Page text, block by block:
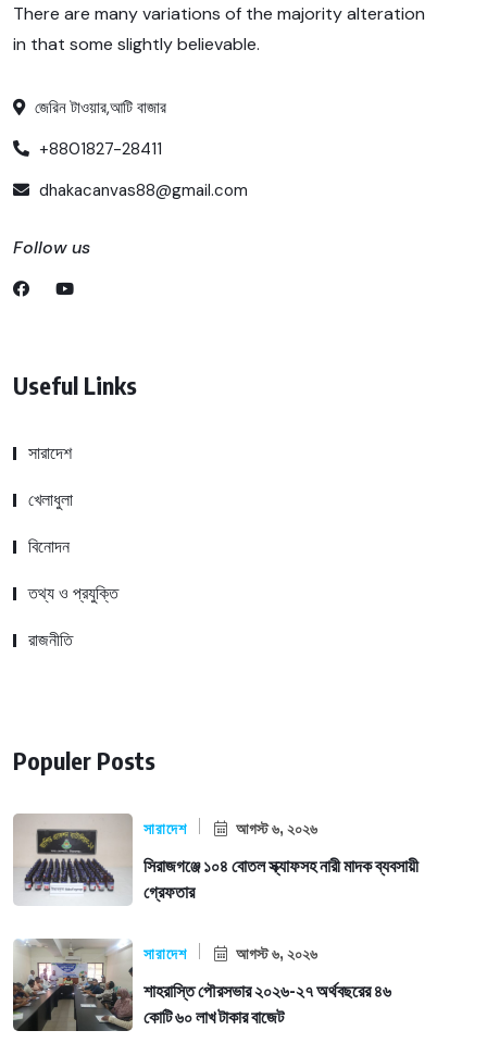
There are many variations of the majority alteration
in that some slightly believable.
জেরিন টাওয়ার,আটি বাজার
+8801827-28411
dhakacanvas88@gmail.com
Follow us
Useful Links
সারাদেশ
খেলাধুলা
বিনোদন
তথ্য ও প্রযুক্তি
রাজনীতি
Populer Posts
সারাদেশ আগস্ট ৬, ২০২৬
সিরাজগঞ্জে ১০৪ বোতল স্ক্যাফসহ নারী মাদক ব্যবসায়ী
গ্রেফতার
সারাদেশ আগস্ট ৬, ২০২৬
শাহরাস্তি পৌরসভার ২০২৬-২৭ অর্থবছরের ৪৬
কোটি ৬০ লাখ টাকার বাজেট